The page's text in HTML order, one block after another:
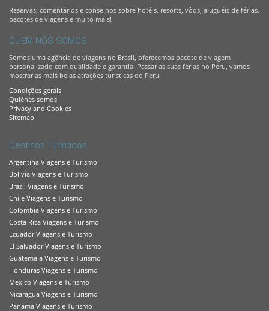
Reservas, comentários e conselhos sobre hotéis, resorts, vôos, aluguéis de férias,
pacotes de viagens e muito mais!
QUEM NÓS SOMOS
Somos uma agência de viagens no Brasil, oferecemos pacote de viagem
personalizado com qualidade e garantia. Passar as suas férias no Peru, vamos
mostrar as mais belas atrações turísticas do Peru.
Condições gerais
Quiénes somos
Privacy and Cookies
Sitemap
Destinos Turísticos
Argentina Viagens e Turismo
Bolivia Viagens e Turismo
Brazil Viagens e Turismo
Chile Viagens e Turismo
Colombia Viagens e Turismo
Costa Rica Viagens e Turismo
Ecuador Viagens e Turismo
El Salvador Viagens e Turismo
Guatemala Viagens e Turismo
Honduras Viagens e Turismo
Mexico Viagens e Turismo
Nicaragua Viagens e Turismo
Panama Viagens e Turismo